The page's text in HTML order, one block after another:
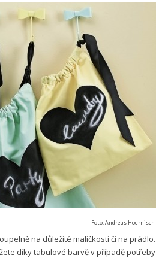
Foto: Andreas Hoernisch
na důležité maličkosti či na prádlo.
díky tabulové barvě v případě potřeby